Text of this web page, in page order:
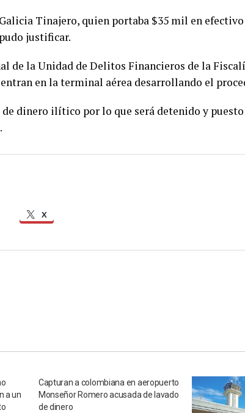
Tinajero, quien portaba $35 mil en
justificar.
de la Unidad de Delitos Financieros de la
en la terminal aérea desarrollando el
dinero ilítico por lo que será detenido y puesto
X
a un
Capturan a colombiana en aeropuerto
Monseñor Romero acusada de lavado
de dinero